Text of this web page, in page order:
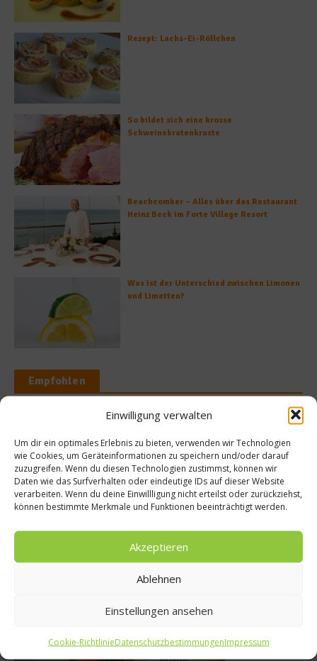
Einwilligung verwalten
Um dir ein optimales Erlebnis zu bieten, verwenden wir Technologien
wie Cookies, um Geräteinformationen zu speichern und/oder darauf
zuzugreifen. Wenn du diesen Technologien zustimmst, können wir
Daten wie das Surfverhalten oder eindeutige IDs auf dieser Website
verarbeiten. Wenn du deine Einwillligung nicht erteilst oder zurückziehst,
können bestimmte Merkmale und Funktionen beeinträchtigt werden.
Akzeptieren
Ablehnen
Einstellungen ansehen
Cookie-RichtlinieDatenschutzbestimmungenImpressum
Rezept: Lachs-Ei-Röllchen
So bildet sich eine krosse
Schweinebratenkruste
Beachcomber – Alles über das Restaurant
Heinz Beck im Forte Village Resort
Was ist der Unterschied zwischen Limonen
und Limetten?
Empfohlen
Rezepte
Loch
Knusprige
mit
8.
Was isst Deutschland